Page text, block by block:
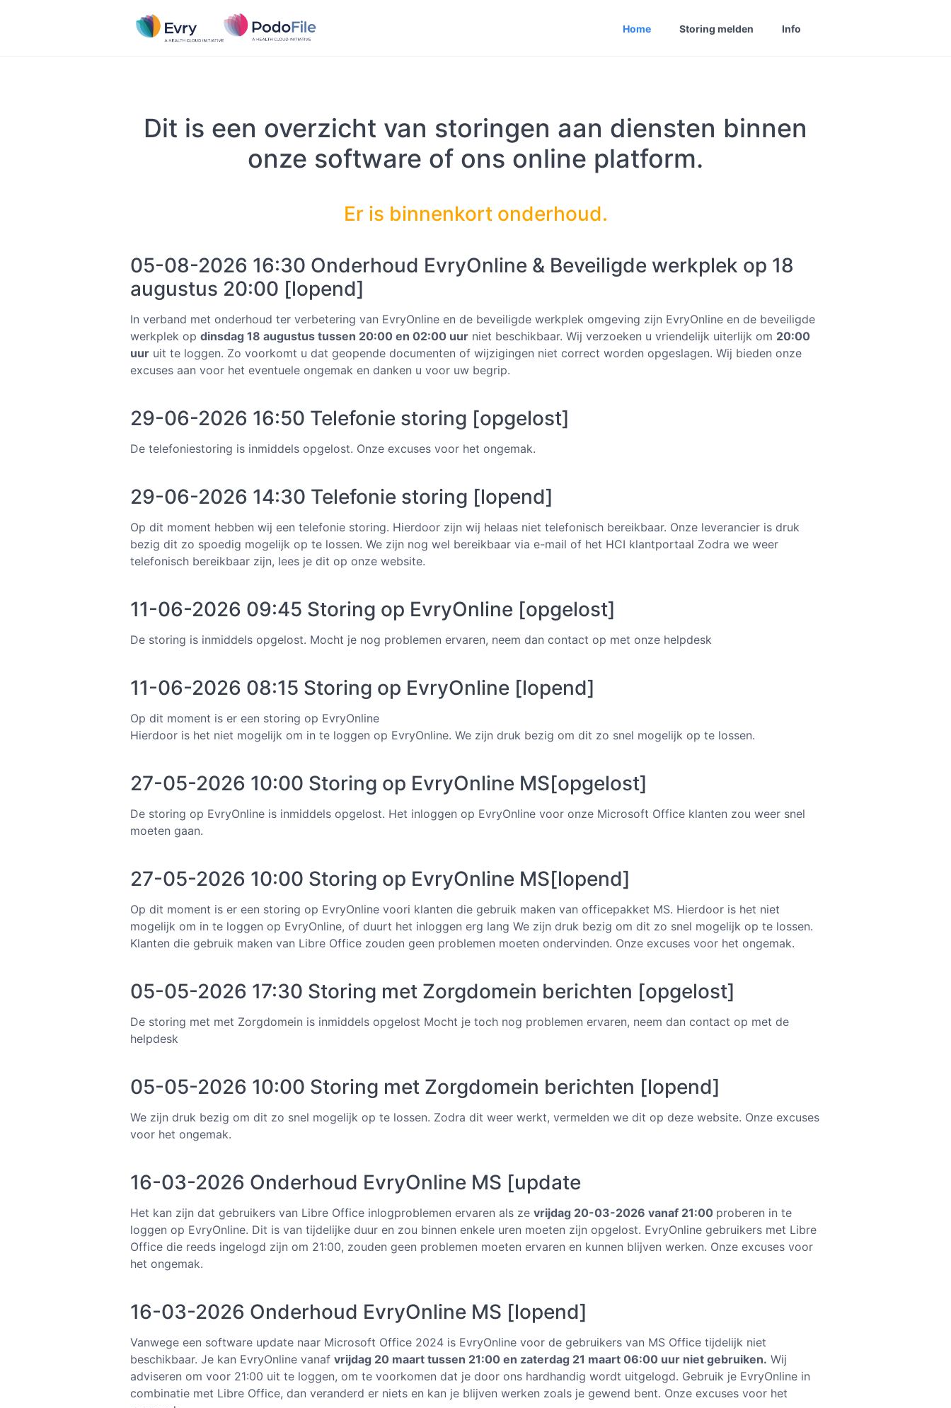
Home Storing melden Info
Dit is een overzicht van storingen aan diensten binnen
onze software of ons online platform.
Er is binnenkort onderhoud.
05-08-2026 16:30 Onderhoud EvryOnline & Beveiligde werkplek op 18
augustus 20:00 [lopend]
In verband met onderhoud ter verbetering van EvryOnline en de beveiligde werkplek omgeving zijn EvryOnline en de beveiligde
werkplek op dinsdag 18 augustus tussen 20:00 en 02:00 uur niet beschikbaar. Wij verzoeken u vriendelijk uiterlijk om 20:00
uur uit te loggen. Zo voorkomt u dat geopende documenten of wijzigingen niet correct worden opgeslagen. Wij bieden onze
excuses aan voor het eventuele ongemak en danken u voor uw begrip.
29-06-2026 16:50 Telefonie storing [opgelost]
De telefoniestoring is inmiddels opgelost. Onze excuses voor het ongemak.
29-06-2026 14:30 Telefonie storing [lopend]
Op dit moment hebben wij een telefonie storing. Hierdoor zijn wij helaas niet telefonisch bereikbaar. Onze leverancier is druk
bezig dit zo spoedig mogelijk op te lossen. We zijn nog wel bereikbaar via e-mail of het HCI klantportaal Zodra we weer
telefonisch bereikbaar zijn, lees je dit op onze website.
11-06-2026 09:45 Storing op EvryOnline [opgelost]
De storing is inmiddels opgelost. Mocht je nog problemen ervaren, neem dan contact op met onze helpdesk
11-06-2026 08:15 Storing op EvryOnline [lopend]
Op dit moment is er een storing op EvryOnline
Hierdoor is het niet mogelijk om in te loggen op EvryOnline. We zijn druk bezig om dit zo snel mogelijk op te lossen.
27-05-2026 10:00 Storing op EvryOnline MS[opgelost]
De storing op EvryOnline is inmiddels opgelost. Het inloggen op EvryOnline voor onze Microsoft Office klanten zou weer snel
moeten gaan.
27-05-2026 10:00 Storing op EvryOnline MS[lopend]
Op dit moment is er een storing op EvryOnline voori klanten die gebruik maken van officepakket MS. Hierdoor is het niet
mogelijk om in te loggen op EvryOnline, of duurt het inloggen erg lang We zijn druk bezig om dit zo snel mogelijk op te lossen.
Klanten die gebruik maken van Libre Office zouden geen problemen moeten ondervinden. Onze excuses voor het ongemak.
05-05-2026 17:30 Storing met Zorgdomein berichten [opgelost]
De storing met met Zorgdomein is inmiddels opgelost Mocht je toch nog problemen ervaren, neem dan contact op met de
helpdesk
05-05-2026 10:00 Storing met Zorgdomein berichten [lopend]
We zijn druk bezig om dit zo snel mogelijk op te lossen. Zodra dit weer werkt, vermelden we dit op deze website. Onze excuses
voor het ongemak.
16-03-2026 Onderhoud EvryOnline MS [update
Het kan zijn dat gebruikers van Libre Office inlogproblemen ervaren als ze vrijdag 20-03-2026 vanaf 21:00 proberen in te
loggen op EvryOnline. Dit is van tijdelijke duur en zou binnen enkele uren moeten zijn opgelost. EvryOnline gebruikers met Libre
Office die reeds ingelogd zijn om 21:00, zouden geen problemen moeten ervaren en kunnen blijven werken. Onze excuses voor
het ongemak.
16-03-2026 Onderhoud EvryOnline MS [lopend]
Vanwege een software update naar Microsoft Office 2024 is EvryOnline voor de gebruikers van MS Office tijdelijk niet
beschikbaar. Je kan EvryOnline vanaf vrijdag 20 maart tussen 21:00 en zaterdag 21 maart 06:00 uur niet gebruiken. Wij
adviseren om voor 21:00 uit te loggen, om te voorkomen dat je door ons hardhandig wordt uitgelogd. Gebruik je EvryOnline in
combinatie met Libre Office, dan veranderd er niets en kan je blijven werken zoals je gewend bent. Onze excuses voor het